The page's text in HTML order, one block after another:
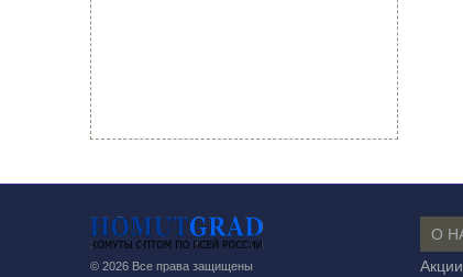
© 2026 Все права защищены
О
Акции